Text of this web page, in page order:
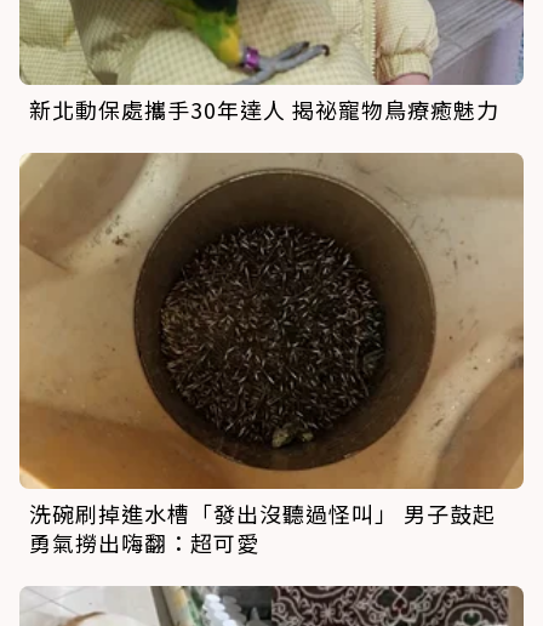
新北動保處攜手30年達人 揭祕寵物鳥療癒魅力
洗碗刷掉進水槽「發出沒聽過怪叫」 男子鼓起
勇氣撈出嗨翻：超可愛